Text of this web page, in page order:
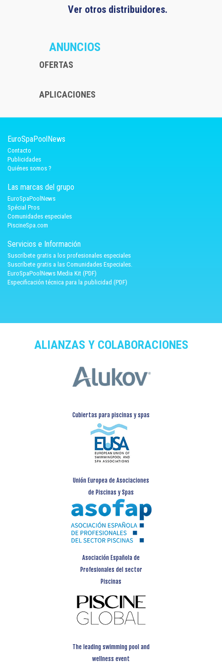
Ver otros distribuidores.
ANUNCIOS
OFERTAS
APLICACIONES
EuroSpaPoolNews
Contacto
Publicidades
Quiénes somos ?
Las marcas del grupo
EuroSpaPoolNews
Spécial Pros
Comunidades especiales
PiscineSpa.com
Servicios e Información
Suscríbete gratis a los profesionales especiales
Suscríbete gratis a las Comunidades Especiales.
EuroSpaPoolNews Media Kit (PDF)
Especificación técnica para la publicidad (PDF)
ALIANZAS Y COLABORACIONES
Cubiertas para piscinas y spas
Unión Europea de Asociaciones
de Piscinas y Spas
Asociación Española de
Profesionales del sector
Piscinas
The leading swimming pool and
wellness event